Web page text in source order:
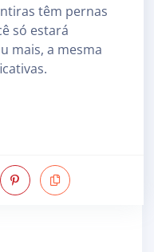
têm pernas
só estará
mais, a mesma